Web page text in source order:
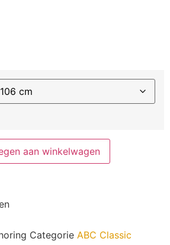
aan winkelwagen
Categorie ABC Classic